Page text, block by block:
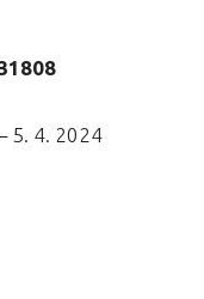
5. 4. 2024